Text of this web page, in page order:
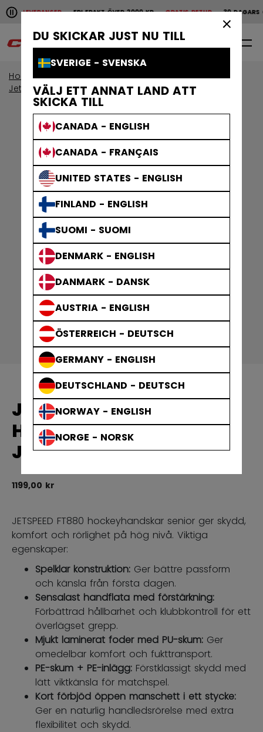
DU SKICKAR JUST NU TILL
SVERIGE - SVENSKA
VÄLJ ETT ANNAT LAND ATT
SKICKA TILL
CANADA - ENGLISH
CANADA - FRANÇAIS
UNITED STATES - ENGLISH
FINLAND - ENGLISH
SUOMI - SUOMI
DENMARK - ENGLISH
DANMARK - DANSK
AUSTRIA - ENGLISH
ÖSTERREICH - DEUTSCH
GERMANY - ENGLISH
DEUTSCHLAND - DEUTSCH
NORWAY - ENGLISH
NORGE - NORSK
Pause the horizontal scroll animation.
LEVERANSERFRI FRAKT ÖVER 2000 KRGRATIS RETUR30 DAGARS
Snabba leveranser Fri frakt över 2000 kr
0
Home Kroppsskydd
Visa efter kollektion
Jetspeed-skydd
JETSPEED FT880
HOCKEYHANDSKAR
JUNIOR
1199,00 kr
JETSPEED FT880 hockeyhandskar senior ger skydd,
komfort och rörlighet på hög nivå. Viktiga
egenskaper:
Spelklar konstruktion: Ger bättre passform
och känsla från första dagen.
Sensalast handflata med förstärkning:
Förbättrad hållbarhet och klubbkontroll för ett
överlägset grepp.
Mjukt laminerat foder med PU-skum: Ger
omedelbar komfort och fukttransport.
PE-skum + PE-inlägg: Förstklassigt skydd med
lätt viktkänsla för matchspel.
Kort förbjöd öppen manschett i ett stycke:
Ger en naturlig handledsrörelse med extra
flexibilitet och skydd.